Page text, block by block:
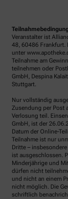
Veranstalter ist
48, 60486 Frankfurt.
unter
Teilnahme am
teilnehmen oder
GmbH, Despina
Stuttgart.
Nur vollständig
Zusendung per Post
Verlosung teil.
GmbH, ist der
Datum der Online-
Teilnahme ist nur
Dritte –
ist ausgeschlossen.
Minderjährige und
dürfen nicht
und nicht an einem
nicht möglich. Die
schriftlich